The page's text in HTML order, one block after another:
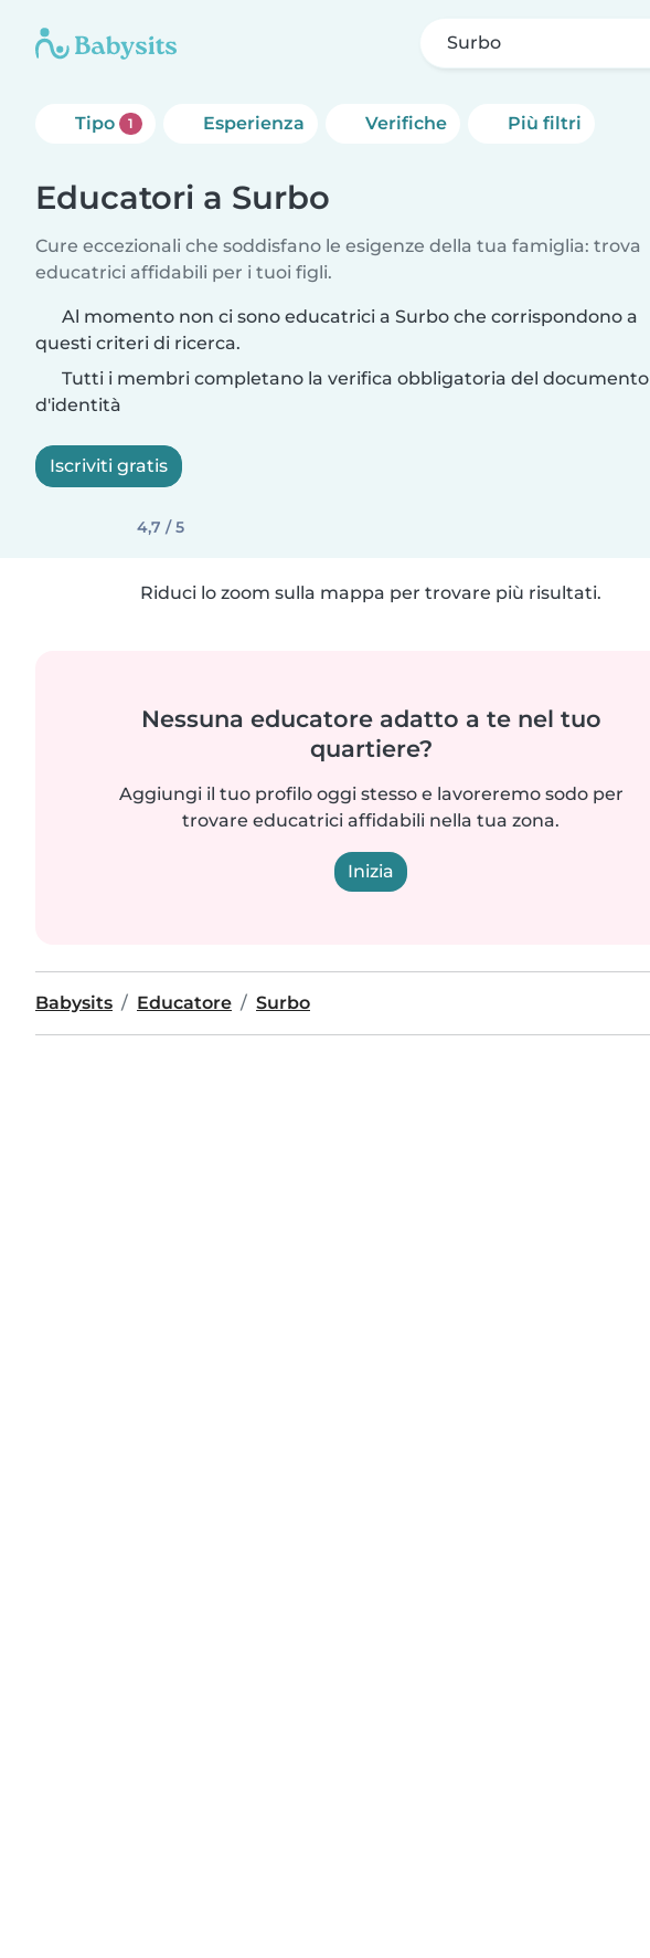
Surbo
Tipo 1 Esperienza Verifiche Più filtri
Educatori a Surbo
Cure eccezionali che soddisfano le esigenze della tua famiglia: trova
educatrici affidabili per i tuoi figli.
Al momento non ci sono educatrici a Surbo che corrispondono a
questi criteri di ricerca.
Tutti i membri completano la verifica obbligatoria del documento
d'identità
Iscriviti gratis
4,7 / 5
Riduci lo zoom sulla mappa per trovare più risultati.
Nessuna educatore adatto a te nel tuo
quartiere?
Aggiungi il tuo profilo oggi stesso e lavoreremo sodo per
trovare educatrici affidabili nella tua zona.
Inizia
Babysits Educatore Surbo